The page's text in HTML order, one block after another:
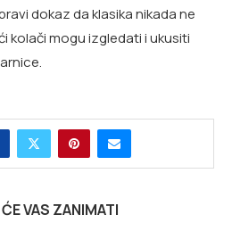
dokaz da klasika nikada ne
kolači mogu izgledati i ukusiti
VAS ZANIMATI